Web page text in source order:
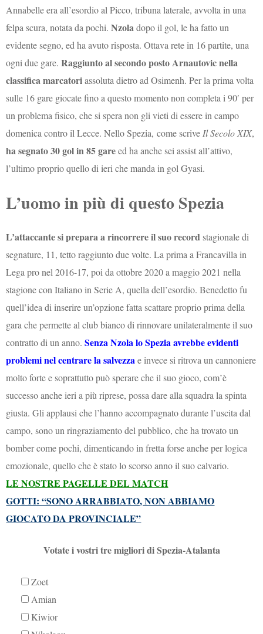
Annabelle era all’esordio al Picco, tribuna laterale, avvolta in una
felpa scura, notata da pochi.Nzoladopo il gol, le ha fatto un
evidente segno, ed ha avuto risposta. Ottava rete in 16 partite, una
ogni due gare.Raggiunto al secondo posto Arnautovic nella
classifica marcatoriassoluta dietro ad Osimenh. Per la prima volta
sulle 16 gare giocate fino a questo momento non completa i 90′ per
un problema fisico, che si spera non gli vieti di essere in campo
domenica contro il Lecce. Nello Spezia, come scrive Il Secolo XIX,
ha segnato 30 gol in 85 gareed ha anche sei assist all’attivo,
l’ultimo proprio quello di ieri che manda in gol Gyasi.
L’uomo in più di questo Spezia
L’attaccante si prepara a rincorrere il suo record stagionale di
segnature, 11, tetto raggiunto due volte. La prima a Francavilla in
Lega pro nel 2016-17, poi da ottobre 2020 a maggio 2021 nella
stagione con Italiano in Serie A, quella dell’esordio. Benedetto fu
quell’idea di inserire un’opzione fatta scattare proprio prima della
gara che permette al club bianco di rinnovare unilateralmente il suo
contratto di un anno.Senza Nzola lo Spezia avrebbe evidenti
problemi nel centrare la salvezza e invece si ritrova un cannoniere
molto forte e soprattutto può sperare che il suo gioco, com’è
successo anche ieri a più riprese, possa dare alla squadra la spinta
giusta. Gli applausi che l’hanno accompagnato durante l’uscita dal
campo, sono un ringraziamento del pubblico, che ha trovato un
bomber come pochi, dimenticando in fretta forse anche per logica
emozionale, quello che è stato lo scorso anno il suo calvario.
LE NOSTRE PAGELLE DEL MATCH
GOTTI: “SONO ARRABBIATO, NON ABBIAMO
GIOCATO DA PROVINCIALE”
Votate i vostri tre migliori di Spezia-Atalanta
Zoet
Amian
Kiwior